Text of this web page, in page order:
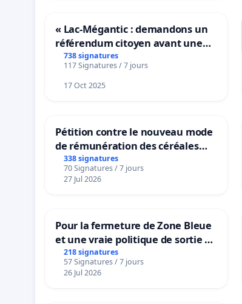
« Lac-Mégantic : demandons un
référendum citoyen avant une
transformation irréversible de
notre territoire »
738 signatures
117 Signatures / 7 jours
17 Oct 2025
Pétition contre le nouveau mode
de rémunération des céréales
panifiables de Swiss granum basé
sur la teneur en protéines
338 signatures
70 Signatures / 7 jours
27 Jul 2026
Pour la fermeture de Zone Bleue
et une vraie politique de sortie de
la dépendance
218 signatures
57 Signatures / 7 jours
26 Jul 2026